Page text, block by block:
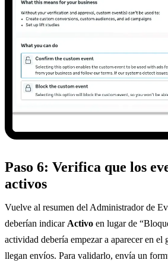
Paso 6: Verifica que los
activos
Vuelve al resumen del Administrador de
deberían indicar Activo en lugar de
actividad debería empezar a aparecer en el
llegan envíos. Para validarlo, envía un